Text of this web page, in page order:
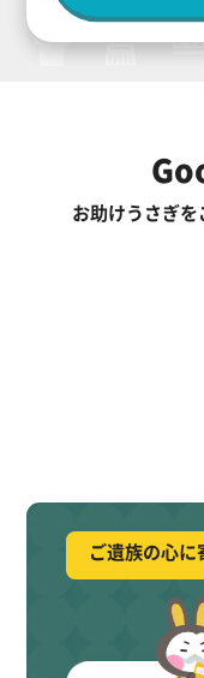
お助けうさぎを
ご遺族の心